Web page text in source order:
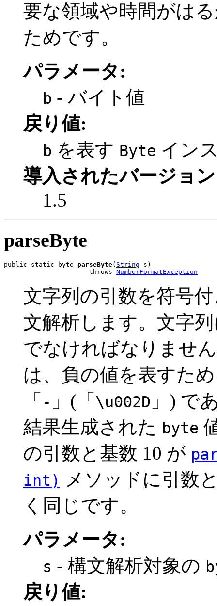
要な領域や時間がは
ためです。
パラメータ:
b - バイト値
戻り値:
b を表す Byte イン
導入されたバージョ
1.5
parseByte
public static byte parseByte( String s)
                      throws
NumberFormatException
文字列の引数を符号
文解析します。文字
でなければなりませ
は、負の値を表すた
「 - 」(「 \u002D 」) で
結果生成された byte
の引数と基数 10 が
int)
メソッドに引数
く同じです。
パラメータ:
s - 構文解析対象の
戻り値: